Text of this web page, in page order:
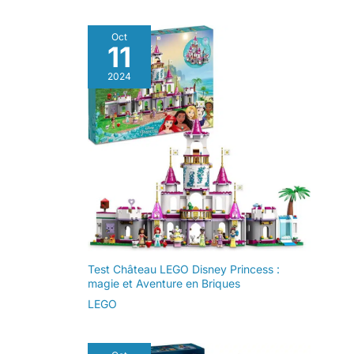
Oct
11
2024
Test Château LEGO Disney Princess :
magie et Aventure en Briques
LEGO